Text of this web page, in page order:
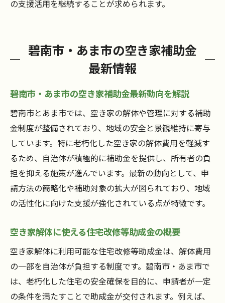
の支援活用を継続することが求められます。
碧南市・あま市の空き家補助金
最新情報
碧南市・あま市の空き家補助金最新動向を解説
碧南市とあま市では、空き家の解体や管理に対する補助
金制度が整備されており、地域の安全と景観維持に寄与
しています。特に老朽化した空き家の解体費用を軽減す
るため、自治体が積極的に補助金を提供し、所有者の負
担を抑える施策が進んでいます。最新の動向として、申
請方法の簡略化や補助対象の拡大が図られており、地域
の活性化に向けた支援が強化されている点が特徴です。
空き家解体に使える住宅改修等助成金の概要
空き家解体に利用可能な住宅改修等助成金は、解体費用
の一部を自治体が負担する制度です。碧南市・あま市で
は、老朽化した住宅の安全確保を目的に、申請者が一定
の条件を満たすことで助成金が交付されます。例えば、